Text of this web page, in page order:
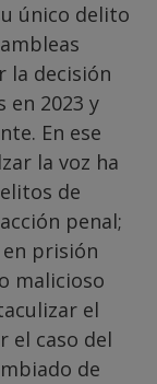
único delito
la decisión
en 2023 y
En ese
la voz ha
de
penal;
prisión
malicioso
el
el caso del
de